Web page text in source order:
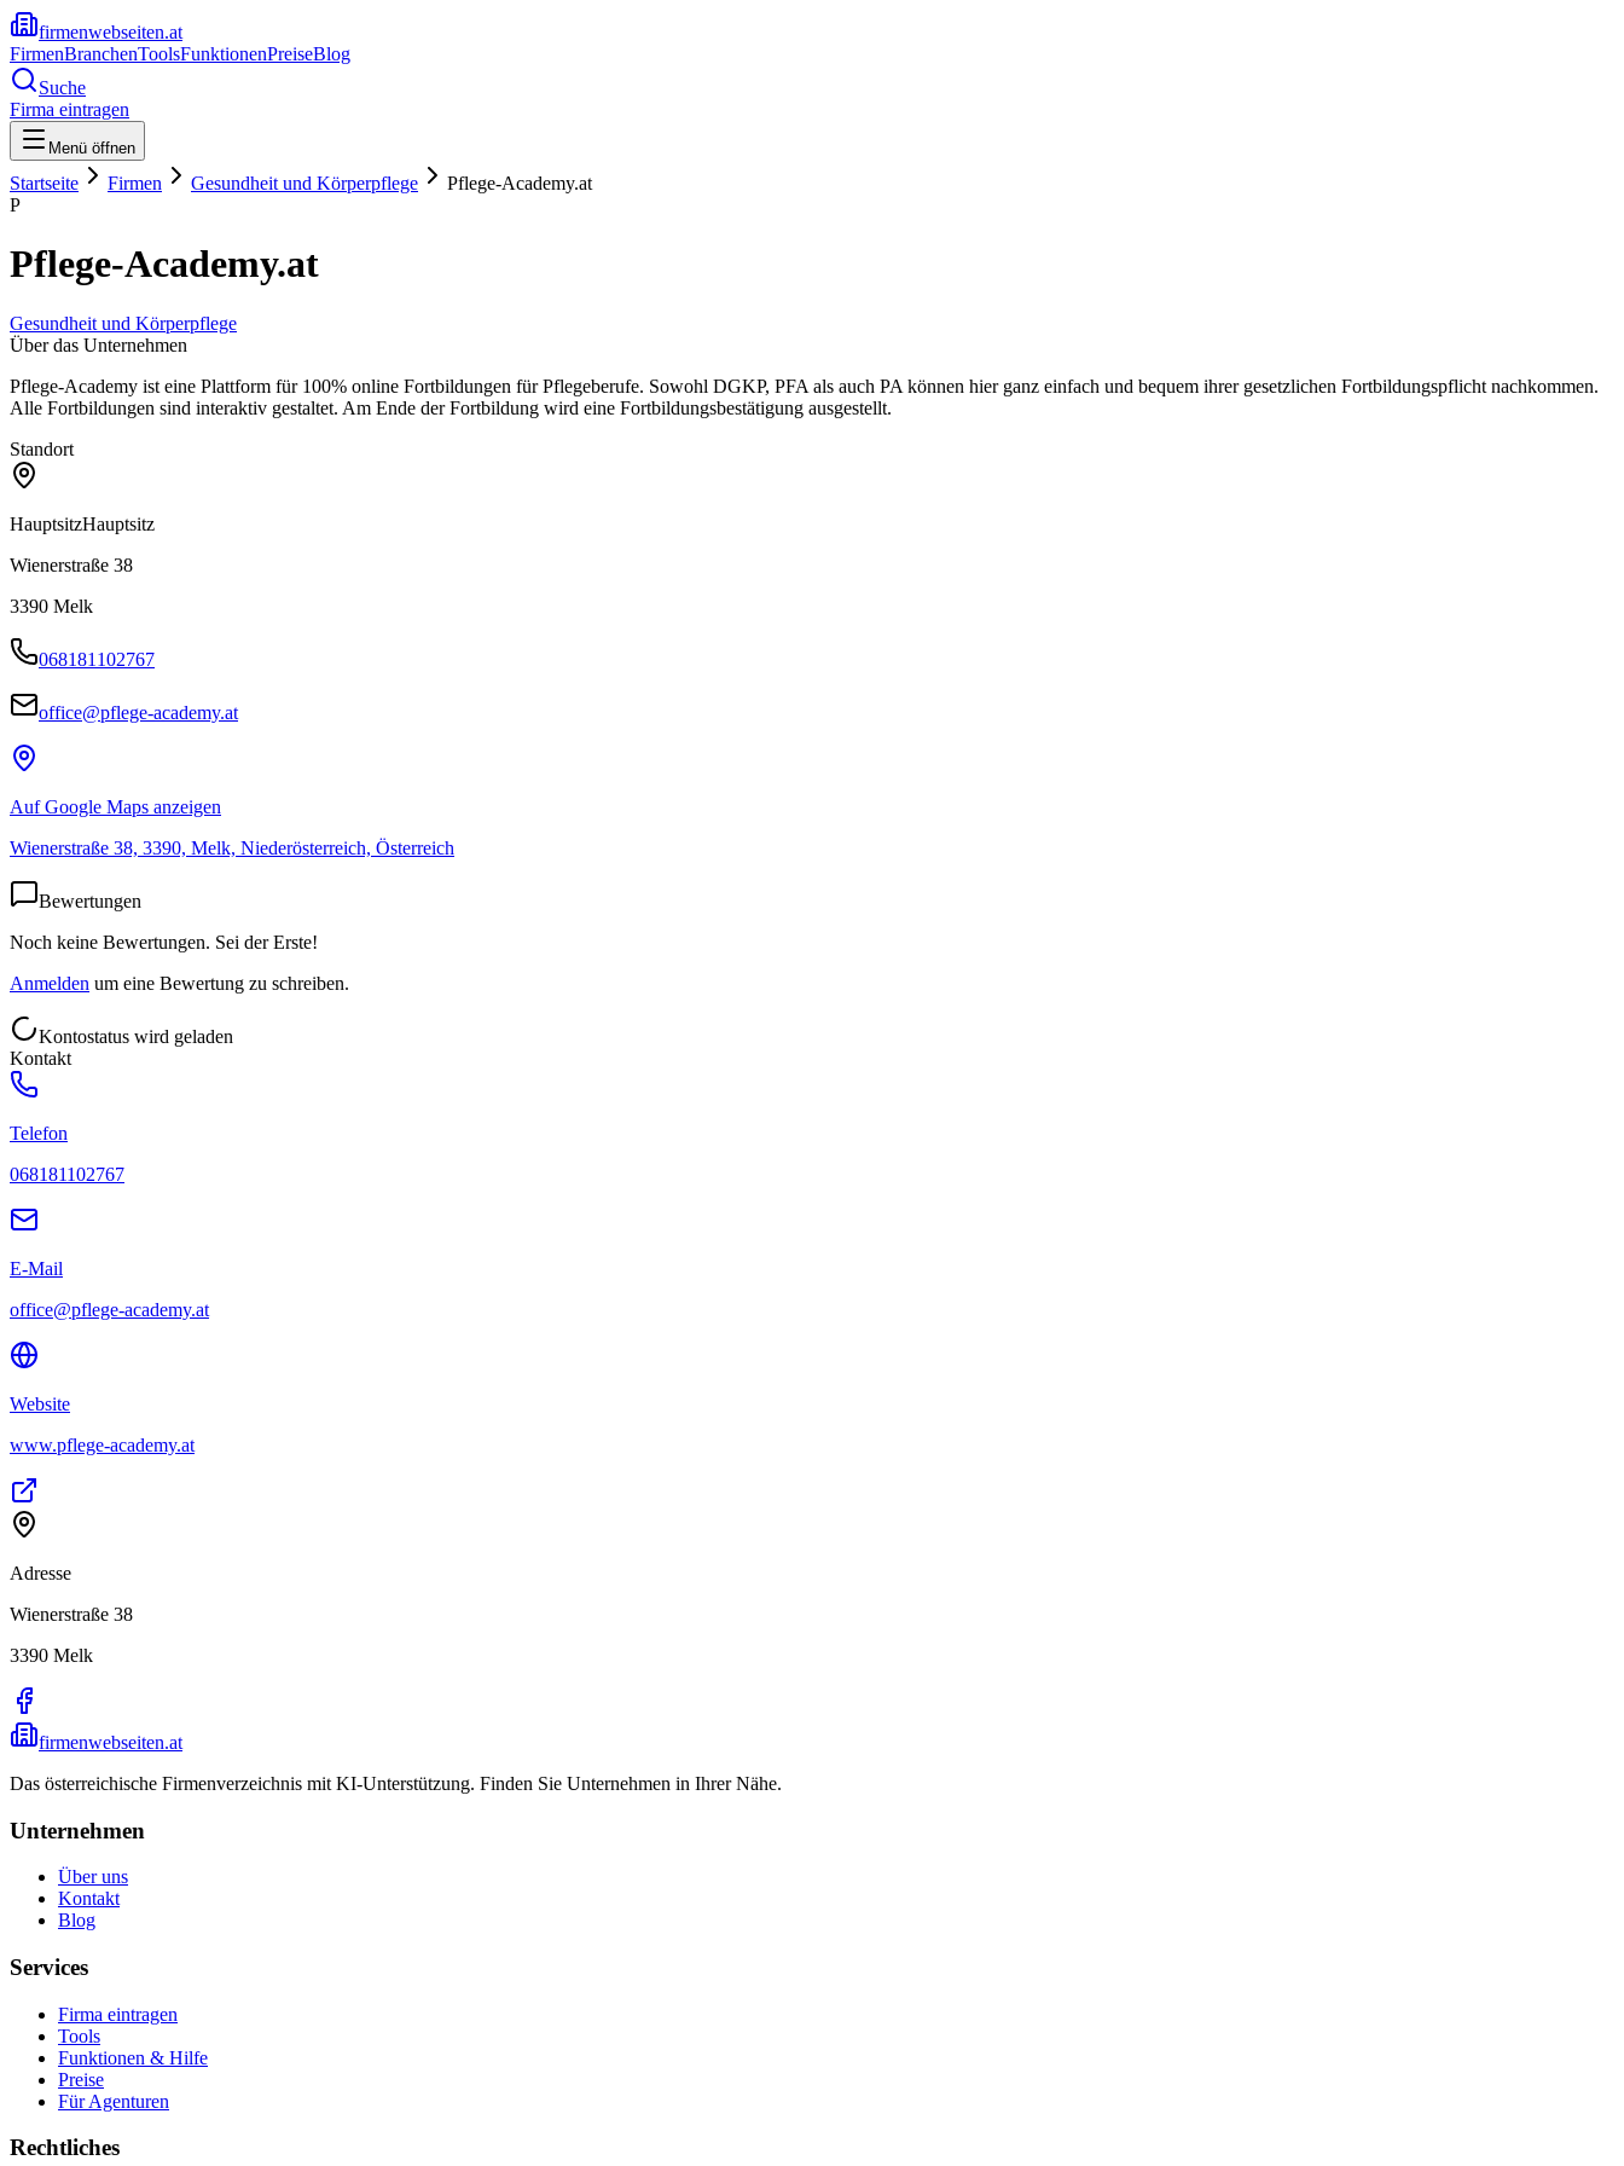
firmenwebseiten.at
FirmenBranchenToolsFunktionenPreiseBlog
Suche
Firma eintragen
Menü öffnen
Startseite Firmen Gesundheit und Körperpflege
Pflege-Academy.at
P
Pflege-Academy.at
Gesundheit und Körperpflege
Über das Unternehmen
Pflege-Academy ist eine Plattform für 100% online Fortbildungen für Pflegeberufe. Sowohl DGKP, PFA als auch PA können hier ganz einfach und bequem ihrer gesetzlichen Fortbildungspflicht nachkommen.
Alle Fortbildungen sind interaktiv gestaltet. Am Ende der Fortbildung wird eine Fortbildungsbestätigung ausgestellt.
Standort
HauptsitzHauptsitz
Wienerstraße 38
3390 Melk
068181102767
office@pflege-academy.at
Auf Google Maps anzeigen
Wienerstraße 38, 3390, Melk, Niederösterreich, Österreich
Bewertungen
Noch keine Bewertungen. Sei der Erste!
Anmelden um eine Bewertung zu schreiben.
Kontostatus wird geladen
Kontakt
Telefon
068181102767
E-Mail
office@pflege-academy.at
Website
www.pflege-academy.at
Adresse
Wienerstraße 38
3390 Melk
firmenwebseiten.at
Das österreichische Firmenverzeichnis mit KI-Unterstützung. Finden Sie Unternehmen in Ihrer Nähe.
Unternehmen
Über uns
Kontakt
Blog
Services
Firma eintragen
Tools
Funktionen & Hilfe
Preise
Für Agenturen
Rechtliches